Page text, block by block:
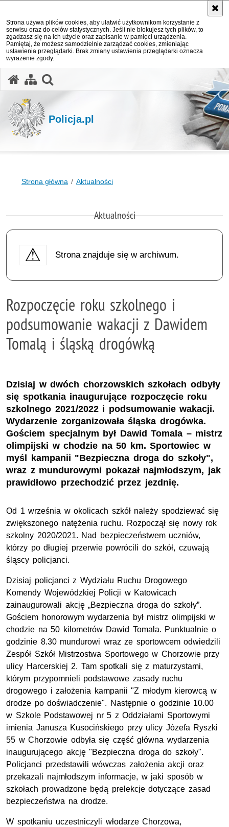
Strona używa plików cookies, aby ułatwić użytkownikom korzystanie z
serwisu oraz do celów statystycznych. Jeśli nie blokujesz tych plików, to
zgadzasz się na ich użycie oraz zapisanie w pamięci urządzenia.
Pamiętaj, że możesz samodzielnie zarządzać cookies, zmieniając
ustawienia przeglądarki. Brak zmiany ustawienia przeglądarki oznacza
wyrażenie zgody.
Policja.pl
Strona główna Aktualności
Aktualności
Strona znajduje się w archiwum.
Rozpoczęcie roku szkolnego i
podsumowanie wakacji z Dawidem
Tomalą i śląską drogówką
Dzisiaj w dwóch chorzowskich szkołach odbyły
się spotkania inaugurujące rozpoczęcie roku
szkolnego 2021/2022 i podsumowanie wakacji.
Wydarzenie zorganizowała śląska drogówka.
Gościem specjalnym był Dawid Tomala – mistrz
olimpijski w chodzie na 50 km. Sportowiec w
myśl kampanii "Bezpieczna droga do szkoły",
wraz z mundurowymi pokazał najmłodszym, jak
prawidłowo przechodzić przez jezdnię.
Od 1 września w okolicach szkół należy spodziewać się
zwiększonego natężenia ruchu. Rozpoczął się nowy rok
szkolny 2020/2021. Nad bezpieczeństwem uczniów,
którzy po długiej przerwie powrócili do szkół, czuwają
śląscy policjanci.
Dzisiaj policjanci z Wydziału Ruchu Drogowego
Komendy Wojewódzkiej Policji w Katowicach
zainaugurowali akcję „Bezpieczna droga do szkoły”.
Gościem honorowym wydarzenia był mistrz olimpijski w
chodzie na 50 kilometrów Dawid Tomala. Punktualnie o
godzinie 8.30 mundurowi wraz ze sportowcem odwiedzili
Zespół Szkół Mistrzostwa Sportowego w Chorzowie przy
ulicy Harcerskiej 2. Tam spotkali się z maturzystami,
którym przypomnieli podstawowe zasady ruchu
drogowego i założenia kampanii "Z młodym kierowcą w
drodze po doświadczenie". Następnie o godzinie 10.00
w Szkole Podstawowej nr 5 z Oddziałami Sportowymi
imienia Janusza Kusocińskiego przy ulicy Józefa Ryszki
55 w Chorzowie odbyła się część główna wydarzenia
inaugurującego akcję "Bezpieczna droga do szkoły".
Policjanci przedstawili wówczas założenia akcji oraz
przekazali najmłodszym informacje, w jaki sposób w
szkołach prowadzone będą prelekcje dotyczące zasad
bezpieczeństwa na drodze.
W spotkaniu uczestniczyli włodarze Chorzowa,